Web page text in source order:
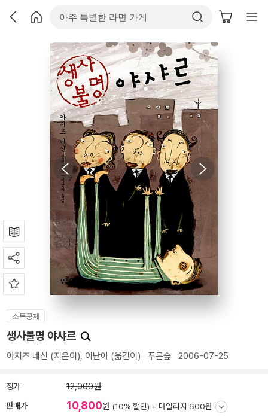
소득공제
생사불명 야샤르
아지즈 네신 (지은이), 이난아 (옮긴이) 푸른숲 2006-07-25
정가 12,000원
판매가 10,800원 (10% 할인) + 마일리지 600원